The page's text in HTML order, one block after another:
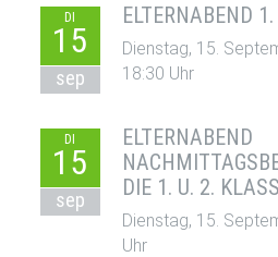
DI
15
sep
ELTERNABEND
Dienstag, 15.
18:30 Uhr
DI
15
sep
ELTERNABEND
DIE 1. U. 2.
Dienstag, 15.
Uhr